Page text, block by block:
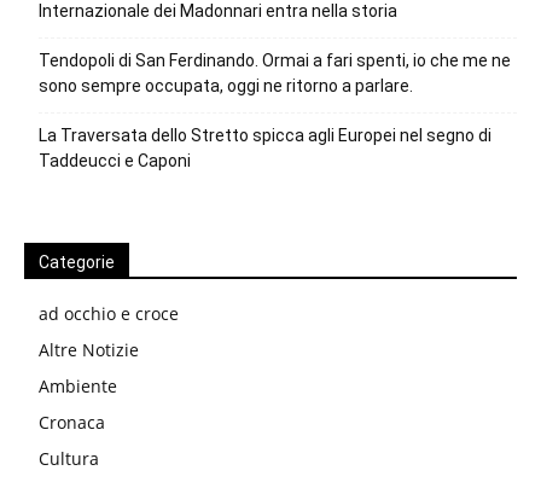
Internazionale dei Madonnari entra nella storia
Tendopoli di San Ferdinando. Ormai a fari spenti, io che me ne
sono sempre occupata, oggi ne ritorno a parlare.
La Traversata dello Stretto spicca agli Europei nel segno di
Taddeucci e Caponi
Categorie
ad occhio e croce
Altre Notizie
Ambiente
Cronaca
Cultura